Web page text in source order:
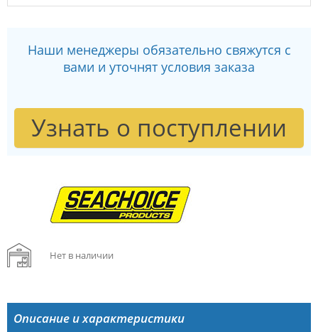
Наши менеджеры обязательно свяжутся с
вами и уточнят условия заказа
Узнать о поступлении
Нет в наличии
Описание и характеристики